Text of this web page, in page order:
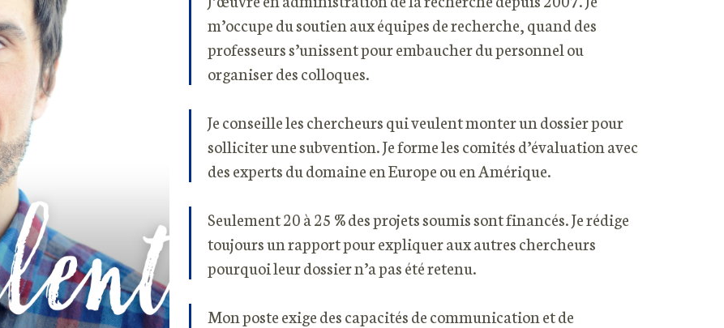
m’occupe du soutien aux équipes de recherche, quand des
professeurs s’unissent pour embaucher du personnel ou
organiser des colloques.
Je conseille les chercheurs qui veulent monter un dossier pour
solliciter une subvention. Je forme les comités d’évaluation avec
des experts du domaine en Europe ou en Amérique.
Seulement 20 à 25 % des projets soumis sont financés. Je rédige
toujours un rapport pour expliquer aux autres chercheurs
pourquoi leur dossier n’a pas été retenu.
Mon poste exige des capacités de communication et de